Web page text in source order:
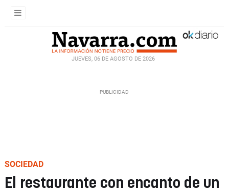
JUEVES, 06 DE AGOSTO DE 2026
SOCIEDAD
El restaurante con encanto de un